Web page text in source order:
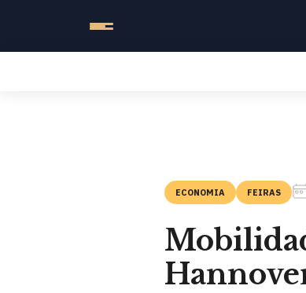
ECONOMIA FEIRAS